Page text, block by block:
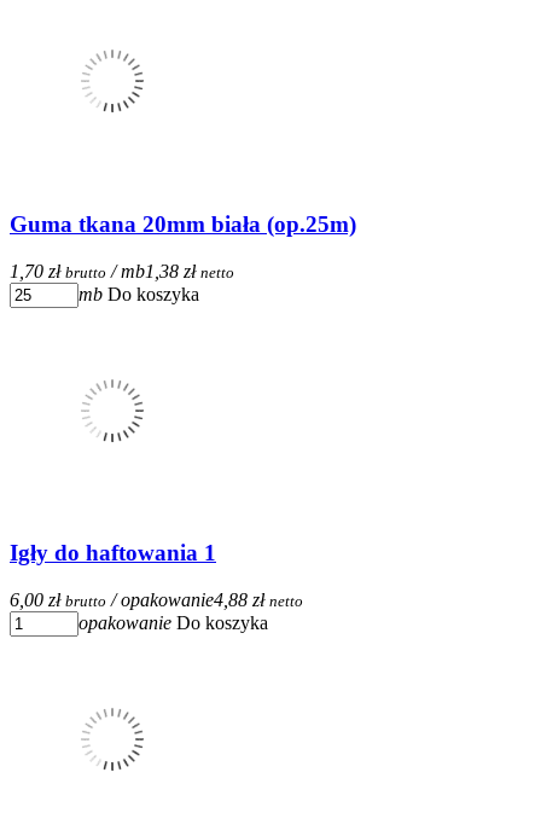
Guma tkana 20mm biała (op.25m)
1,70 zł brutto / mb1,38 zł netto
mb Do koszyka
Igły do haftowania 1
6,00 zł brutto / opakowanie4,88 zł netto
opakowanie Do koszyka